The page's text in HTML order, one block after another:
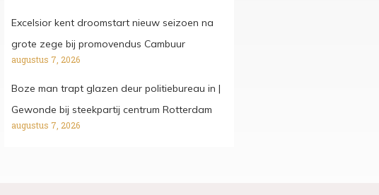
Excelsior kent droomstart nieuw seizoen na
grote zege bij promovendus Cambuur
augustus 7, 2026
Boze man trapt glazen deur politiebureau in |
Gewonde bij steekpartij centrum Rotterdam
augustus 7, 2026